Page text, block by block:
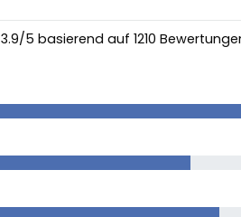
3.9/5 basierend auf 1210